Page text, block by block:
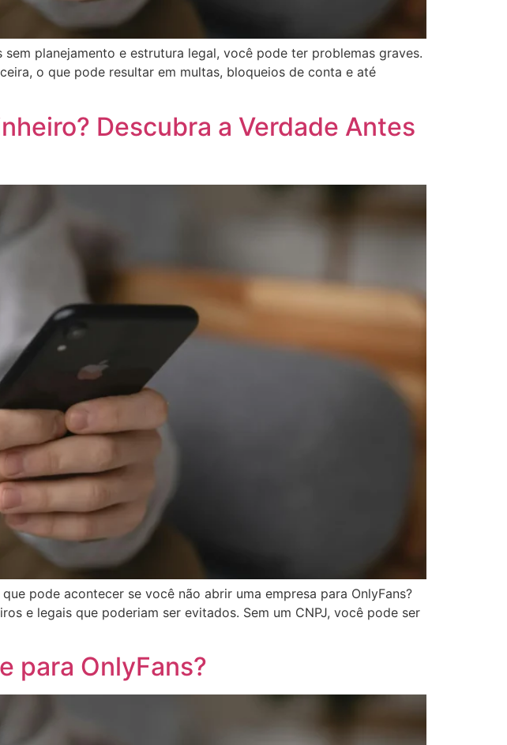
planejamento e estrutura legal, você pode ter problemas graves.
o que pode resultar em multas, bloqueios de conta e até
Descubra a Verdade Antes
pode acontecer se você não abrir uma empresa para OnlyFans?
e legais que poderiam ser evitados. Sem um CNPJ, você pode ser
para OnlyFans?